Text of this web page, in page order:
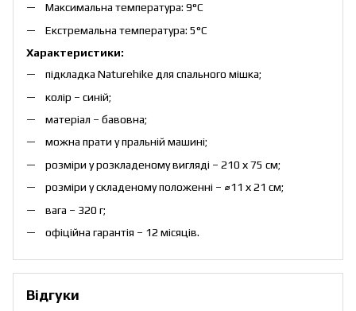
Максимальна температура: 9°C
Екстремальна температура: 5°C
Характеристики:
підкладка Naturehike для спального мішка;
колір – синій;
матеріал – бавовна;
можна прати у пральній машині;
розміри у розкладеному вигляді – 210 х 75 см;
розміри у складеному положенні – ⌀11 х 21 см;
вага – 320 г;
офіційна гарантія – 12 місяців.
Відгуки